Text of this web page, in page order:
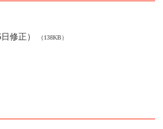
修正） （138KB）